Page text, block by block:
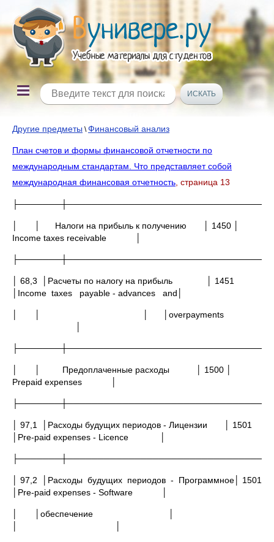
Другие предметы \Финансовый анализ
План счетов и формы финансовой отчетности по
международным стандартам. Что представляет собой
международная финансовая отчетность , страница 13
│ │ Налоги на прибыль к получению │ 1450 │
Income taxes receivable │
│ 68,3 │Расчеты по налогу на прибыль │ 1451
│Income taxes payable - advances and│
│ │ │ │overpayments
│ │ Предоплаченные расходы │ 1500 │
Prepaid expenses │
│ 97,1 │Расходы будущих периодов - Лицензии │ 1501
│Pre-paid expenses - Licence │
│ 97,2 │Расходы будущих периодов - Программное│ 1501
│Pre-paid expenses - Software │
│ │обеспечение │